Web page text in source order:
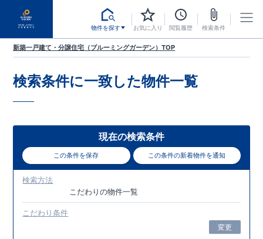
物件を探す お気に入り 閲覧履歴 検索条件
新築一戸建て・分譲住宅（ブルーミングガーデン）TOP
検索条件に一致した物件一覧
現在の検索条件
この条件を保存 この条件の新着物件を通知
検索方法
こだわりの物件一覧
こだわり条件
変更